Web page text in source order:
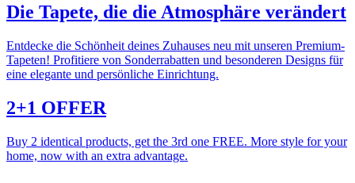
Die Tapete, die die Atmosphäre verändert
Entdecke die Schönheit deines Zuhauses neu mit unseren Premium-
Tapeten! Profitiere von Sonderrabatten und besonderen Designs für
eine elegante und persönliche Einrichtung.
2+1 OFFER
Buy 2 identical products, get the 3rd one FREE. More style for your
home, now with an extra advantage.